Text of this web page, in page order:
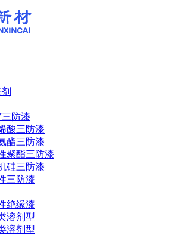
防漆
酸三防漆
酯三防漆
聚酯三防漆
硅三防漆
三防漆
绝缘漆
溶剂型
溶剂型